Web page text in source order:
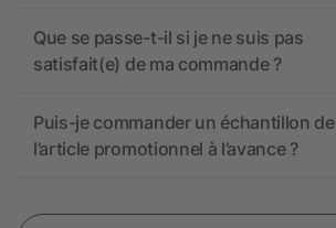
Que se passe-t-il si je ne suis pas
satisfait(e) de ma commande ?
Puis-je commander un échantillon de
l’article promotionnel à l’avance ?